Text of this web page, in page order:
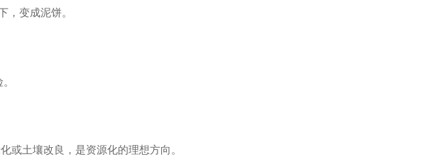
，变成泥饼。
或土壤改良，是资源化的理想方向。